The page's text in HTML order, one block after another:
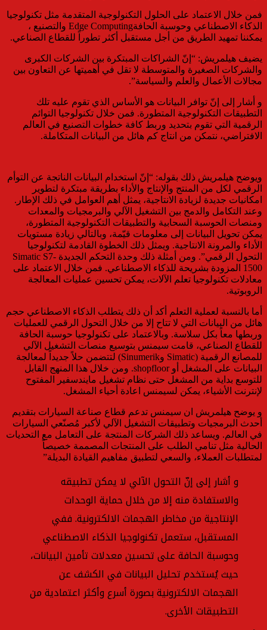
فمن خلال الاعتماد على الحلول التكنولوجية المتقدمة مثل تكنولوجيا
الذكاء الاصطناعي وحوسبة الحافةEdge Computing والتصنيع ،
يمكننا تمهيد الطريق من أجل مستقبل أكثر تطوراً للقطاع الصناعي.
يضيف هيلمريش: “إنّ الشراكات المبتكرة بين الشركات الكبرى
والشركات الصغيرة والمتوسطة لا تقل في أهميتها عن التعاون بين
مجالات الأعمال والعلم والسياسة”.
و أشار إلى إنّ توافر البيانات هو الأساس الذي تقوم عليه تلك
التطبيقات التكنولوجية المتطورة. فمن خلال تكنولوجيا التوائم
الرقمية التي تقوم بتحديد وربط كافة خطوات التصنيع في العالم
الافتراضي، نتمكن من انتاج كم هائل من البيانات المتكاملة.
ويوضح هيلمريش ذلك بقوله: “إنّ استخدام البيانات الناتجة عن التوأم
الرقمي لكل من المنتج والإنتاج والأداء بطريقة مبتكرة لتطوير
امكانيات جديدة لزيادة الانتاجية، يمثل أهم العوامل في ذلك الإطار.
وعند التكامل والدمج بين التشغيل الآلي والبرمجيات والمعدات
ومنصات الحوسبة السحابية والتطبيقات التكنولوجية المتطورة،
يمكن تحويل البيانات إلى معلومات قيّمة، وبالتالي زيادة مستويات
الأداء والمرونة الانتاجية. ويمثل ذلك الخطوة القادمة لتكنولوجيا
التحول الرقمي”. ومن أمثلة ذلك وحدة التحكم الجديدة Simatic S7-
1500 المزودة بشريحة للذكاء الاصطناعي. فمن خلال الاعتماد على
معادلات تكنولوجيا تعلم الآلات، يمكن تحسين عمليات المعالجة
الروبوتية.
أما بالنسبة لعملية التعلم أكد أن ذلك يتطلب الذكاء الاصطناعي حجم
هائل من البيانات التي لا تتاح إلا من خلال التحول الرقمي للعمليات
وربطها معاً بكل سلاسة. وبالاعتماد على تكنولوجيا حوسبة الحافة
للقطاع الصناعي، قامت سيمنس بتوسيع منصات التشغيل الآلي
للمصانع الرقمية (Simatic وSinumerik) لتتضمن حلاً جديداً لمعالجة
البيانات على المشغل أو shopfloor. ومن خلال هذا المنهج القابل
للتوسع بداية من المشغل حتى نظام تشغيل مايندسفير المفتوح
لإنترنت الأشياء، يمكن لسيمنس اعادة أحياء المشغل.
و يوضح هيلمريش ان سيمنس تدعم قطاع صناعة السيارات بتقديم
أحدث البرمجيات وتطبيقات التشغيل الآلي لأكبر مُصنّعي السيارات
في العالم. ويساعد ذلك الشركات المنتجة على التعامل مع التحديات
الحالية مثل تنامي الطلب على المنتجات المصممة خصيصاً
لمتطلبات العملاء، والسعي لتطبيق مفاهيم القيادة البديلة”
و أشار إلى إنّ التحول الآلي لا يمكن تطبيقه
والاستفادة منه إلا من خلال حماية الوحدات
الإنتاجية من مخاطر الهجمات الالكترونية. ففي
المستقبل، ستعمل تكنولوجيا الذكاء الاصطناعي
وحوسبة الحافة على تحسين معدلات تأمين البيانات،
حيث يُستخدم تحليل البيانات في الكشف عن
الهجمات الالكترونية بصورة أسرع وأكثر اعتمادية من
التطبيقات الأخرى.